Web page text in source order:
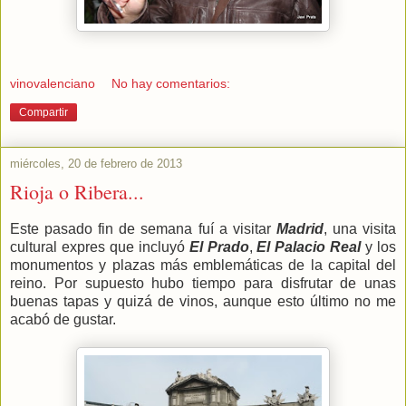
vinovalenciano No hay comentarios:
Compartir
miércoles, 20 de febrero de 2013
Rioja o Ribera...
Este pasado fin de semana fuí a visitar Madrid, una visita
cultural expres que incluyó El Prado,El Palacio Realy los
monumentos y plazas más emblemáticas de la capital del
reino. Por supuesto hubo tiempo para disfrutar de unas
buenas tapas y quizá de vinos, aunque esto último no me
acabó de gustar.